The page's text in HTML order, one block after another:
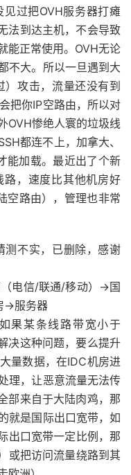
过把OVH服务器打瘫
法到达主机，不会导致
能正常使用。OVH无论
不大。所以一旦遇到大
攻击，流量还没有到
把你IP空路由，所以对
OVH惨绝人寰的垃圾线
都连不上，加拿大、
能加载。最近出了个新
，速度比其他机房好
空路由），管理也非常
测不实，已删除，感谢
电信/联通/移动）->国
->服务器
果某条线路带宽小于
决这种问题，要么提升
量数据，在IDC机房进
理，让恶意流量无法传
部来自于大陆肉鸡，那
就是国际出口宽带，如
出口宽带一定比例，那
或把访问流量绕路到其